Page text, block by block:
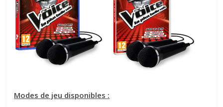
Modes de jeu disponibles :